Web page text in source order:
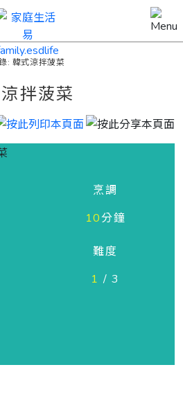
: 韓式涼拌菠菜
拌菠菜
烹調
10分鐘
難度
1 / 3